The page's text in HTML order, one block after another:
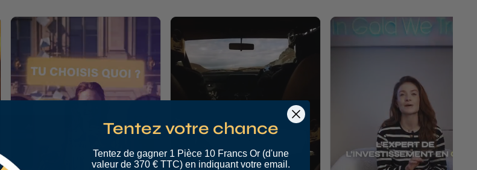
Tentez votre chance
Tentez de gagner 1 Pièce 10 Francs Or (d'une
valeur de 370 € TTC) en indiquant votre email.